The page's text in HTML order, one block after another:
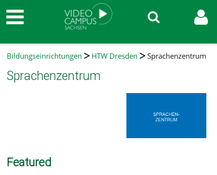
Bildungseinrichtungen HTW Dresden Sprachenzentrum
Sprachenzentrum
Featured